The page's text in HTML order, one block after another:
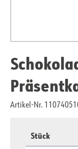
Artikel-Nr.
Stück